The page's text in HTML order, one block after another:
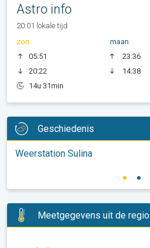
Astro info
20:01 lokale tijd
zon
05:51
20:22
14u 31min
maan
23:36
14:38
Geschiedenis
Weerstation Sulina
Meetgegevens uit de regio